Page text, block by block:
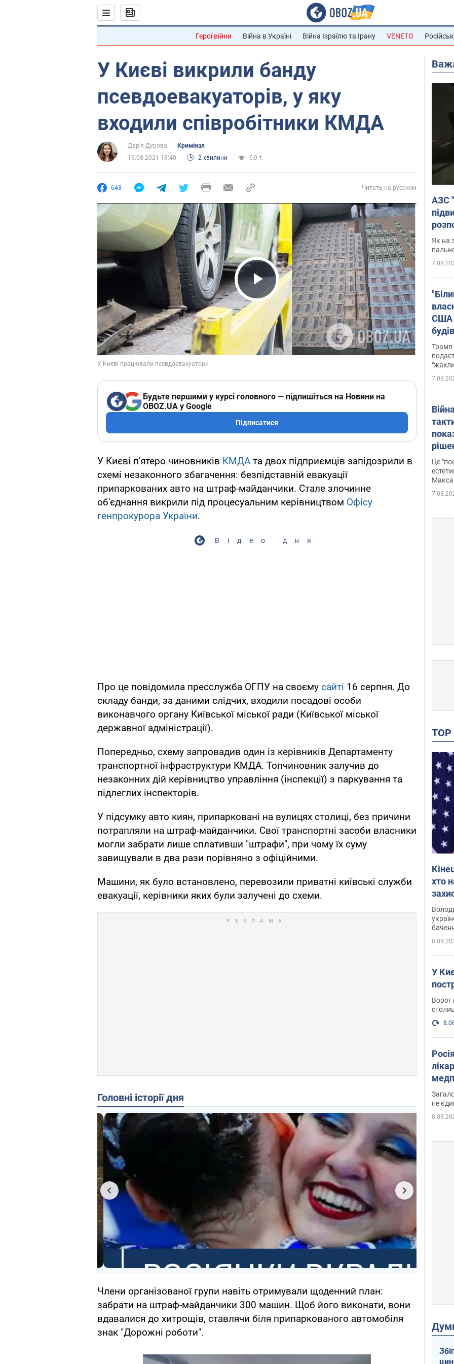
Герої війни Війна в Україні Війна Ізраїлю та Ірану VENETO
У Києві викрили банду
псевдоевакуаторів, у яку
входили співробітники КМДА
Дар'я Дурова
Кримінал
16.08.2021 18:40
2 хвилини 6,0 т.
643 Читать на русском
Play Video
Будьте першими у курсі головного — підпишіться на Новини на
OBOZ.UA у Google
Підписатися
У Києві п'ятеро чиновників КМДА та двох підприємців запідозрили в
схемі незаконного збагачення: безпідставній евакуації
припаркованих авто на штраф-майданчики. Стале злочинне
об'єднання викрили під процесуальним керівництвом Офісу
генпрокурора України.
Відео дня
Про це повідомила пресслужба ОГПУ на своєму сайті 16 серпня. До
складу банди, за даними слідчих, входили посадові особи
виконавчого органу Київської міської ради (Київської міської
державної адміністрації).
Попередньо, схему запровадив один із керівників Департаменту
транспортної інфраструктури КМДА. Топчиновник залучив до
незаконних дій керівництво управління (інспекції) з паркування та
підлеглих інспекторів.
У підсумку авто киян, припарковані на вулицях столиці, без причини
потрапляли на штраф-майданчики. Свої транспортні засоби власники
могли забрати лише сплативши "штрафи", при чому їх суму
завищували в два рази порівняно з офіційними.
Машини, як було встановлено, перевозили приватні київські служби
евакуації, керівники яких були залучені до схеми.
Головні історії дня
Члени організованої групи навіть отримували щоденний план:
забрати на штраф-майданчики 300 машин. Щоб його виконати, вони
вдавалися до хитрощів, ставлячи біля припаркованого автомобіля
знак "Дорожні роботи".
АЗС
Як на
США
зали
Трамп
Фото
Це
хто
у
У
Ворог
не